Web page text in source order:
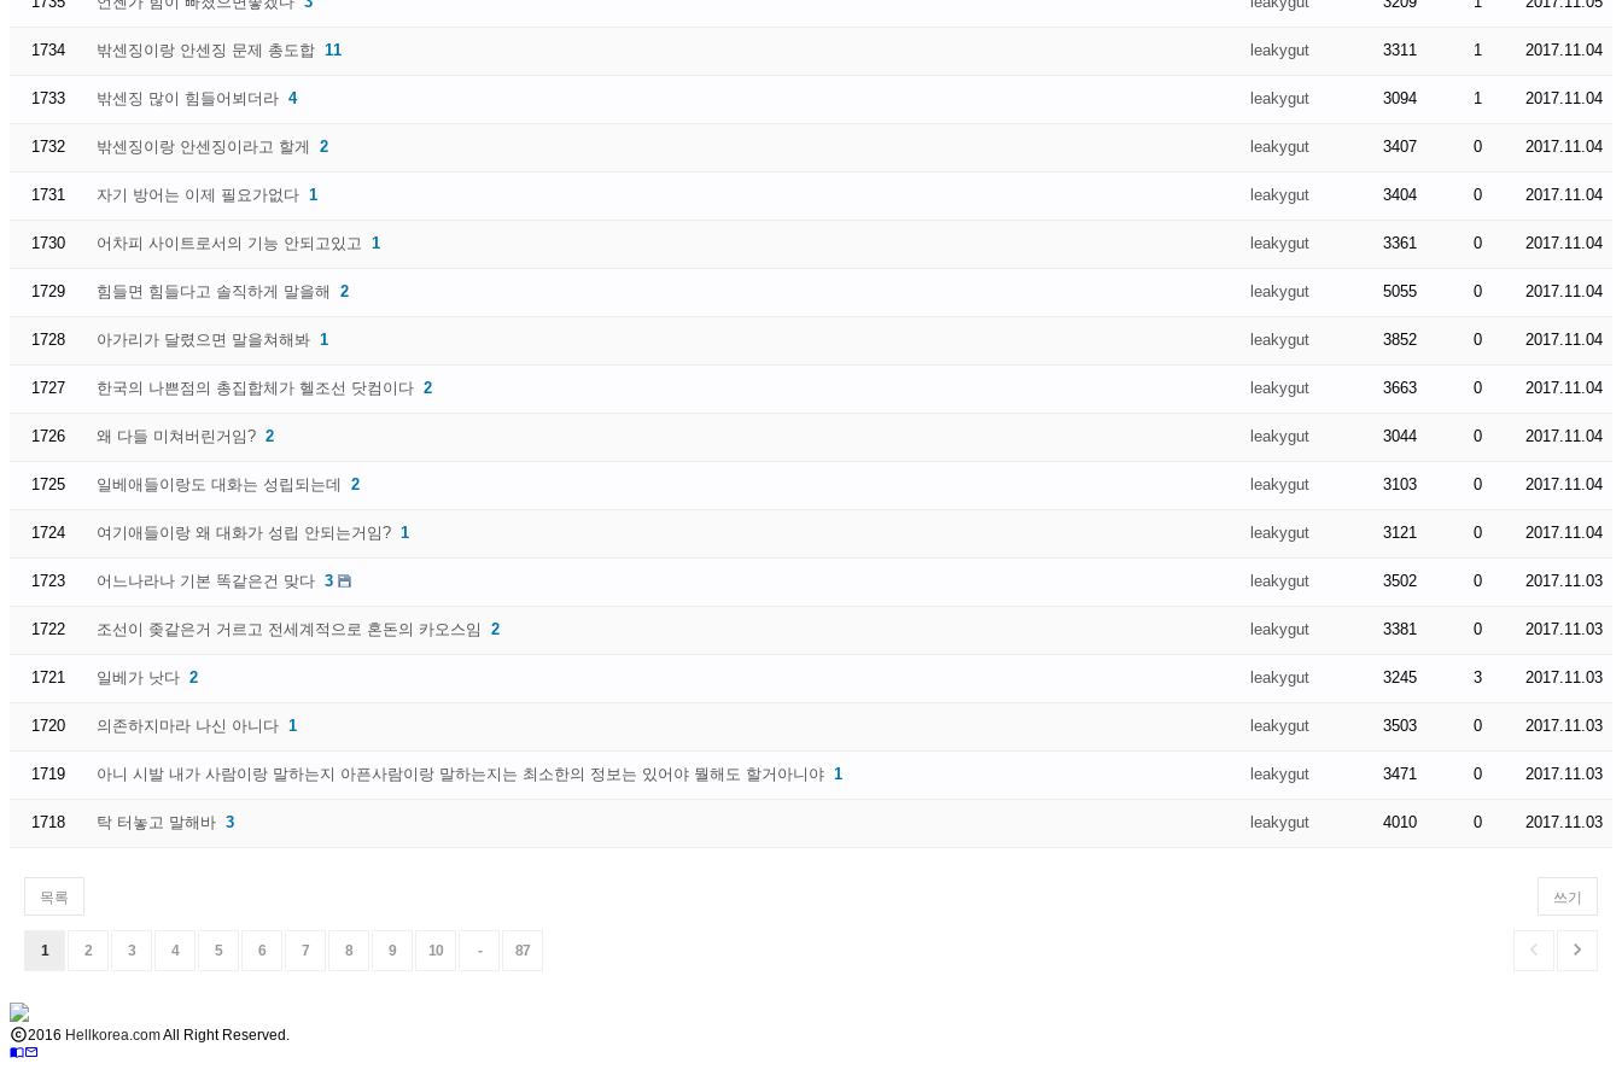
1734 밖센징이랑 안센징 문제 총도합 11 leakygut 3311 1 2017.11.04
1733 밖센징 많이 힘들어뵈더라 4 leakygut 3094 1 2017.11.04
1732 밖센징이랑 안센징이라고 할게 2 leakygut 3407 0 2017.11.04
1731 자기 방어는 이제 필요가없다 1 leakygut 3404 0 2017.11.04
1730 어차피 사이트로서의 기능 안되고있고 1 leakygut 3361 0 2017.11.04
1729 힘들면 힘들다고 솔직하게 말을해 2 leakygut 5055 0 2017.11.04
1728 아가리가 달렸으면 말을쳐해봐 1 leakygut 3852 0 2017.11.04
1727 한국의 나쁜점의 총집합체가 헬조선 닷컴이다 2 leakygut 3663 0 2017.11.04
1726 왜 다들 미쳐버린거임? 2 leakygut 3044 0 2017.11.04
1725 일베애들이랑도 대화는 성립되는데 2 leakygut 3103 0 2017.11.04
1724 여기애들이랑 왜 대화가 성립 안되는거임? 1 leakygut 3121 0 2017.11.04
1723 어느나라나 기본 똑같은건 맞다 3 leakygut 3502 0 2017.11.03
1722 조선이 좆같은거 거르고 전세계적으로 혼돈의 카오스임 2 leakygut 3381 0 2017.11.03
1721 일베가 낫다 2 leakygut 3245 3 2017.11.03
1720 의존하지마라 나신 아니다 1 leakygut 3503 0 2017.11.03
1719 아니 시발 내가 사람이랑 말하는지 아픈사람이랑 말하는지는 최소한의 정보는 있어야 뭘해도 할거아니야 1 leakygut 3471 0 2017.11.03
1718 탁 터놓고 말해바 3 leakygut 4010 0 2017.11.03
목록 쓰기
1 2 3 4 5 6 7 8 9 10 - 87  
2016 Hellkorea.comAll Right Reserved.
